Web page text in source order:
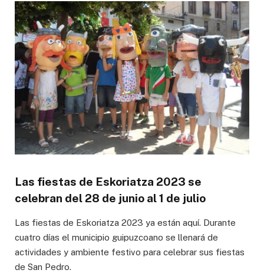
Las fiestas de Eskoriatza 2023 se
celebran del 28 de junio al 1 de julio
Las fiestas de Eskoriatza 2023 ya están aquí. Durante
cuatro días el municipio guipuzcoano se llenará de
actividades y ambiente festivo para celebrar sus fiestas
de San Pedro.